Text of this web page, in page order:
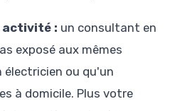
activité : un consultant en
exposé aux mêmes
ou qu'un
à domicile. Plus votre